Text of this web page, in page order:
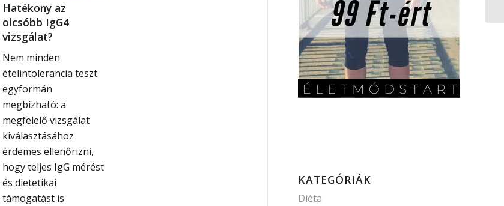
Hatékony az
olcsóbb IgG4
vizsgálat?
Nem minden
ételintolerancia teszt
egyformán
megbízható: a
megfelelő vizsgálat
kiválasztásához
érdemes ellenőrizni,
hogy teljes IgG mérést
és dietetikai
támogatást is
KATEGÓRIÁK
Diéta